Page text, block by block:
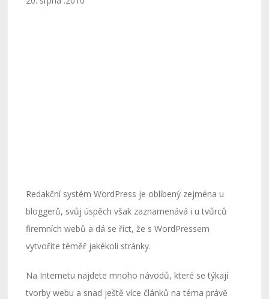
Redakční systém WordPress je oblíbený zejména u
bloggerů, svůj úspěch však zaznamenává i u tvůrců
firemních webů a dá se říct, že s WordPressem
vytvoříte téměř jakékoli stránky.
Na Internetu najdete mnoho návodů, které se týkají
tvorby webu a snad ještě více článků na téma právě